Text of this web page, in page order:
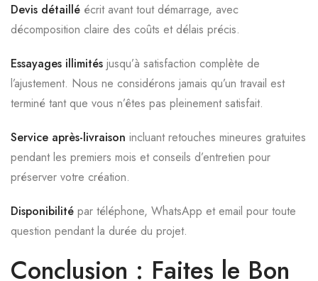
Devis détaillé écrit avant tout démarrage, avec
décomposition claire des coûts et délais précis.
Essayages illimités jusqu’à satisfaction complète de
l’ajustement. Nous ne considérons jamais qu’un travail est
terminé tant que vous n’êtes pas pleinement satisfait.
Service après-livraison incluant retouches mineures gratuites
pendant les premiers mois et conseils d’entretien pour
préserver votre création.
Disponibilité par téléphone, WhatsApp et email pour toute
question pendant la durée du projet.
Conclusion : Faites le Bon